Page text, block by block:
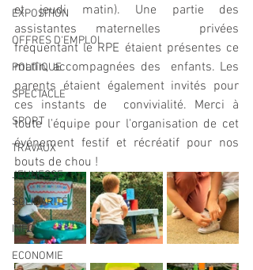
EXPOSITION
OFFRES D'EMPLOI
POLITIQUE
SPECTACLE
SPORT
TRAVAUX
JEUNESSE
SOLIDARITÉ
INFO
ECONOMIE
et jeudi matin). Une partie des
assistantes maternelles  privées
fréquentant le RPE étaient présentes ce
matin, accompagnées des  enfants. Les
parents étaient également invités pour
ces instants de  convivialité. Merci à
toute l'équipe pour l'organisation de cet
événement festif et récréatif pour nos
bouts de chou !